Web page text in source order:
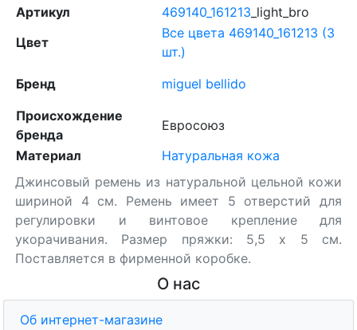
Артикул 469140_161213 _light_bro
Цвет
Все цвета 469140_161213 (3
шт.)
Бренд
miguel bellido
Происхождение
бренда
Евросоюз
Материал
Натуральная кожа
Джинсовый ремень из натуральной цельной кожи
шириной 4 см. Ремень имеет 5 отверстий для
регулировки и винтовое крепление для
укорачивания. Размер пряжки: 5,5 х 5 см.
Поставляется в фирменной коробке.
О нас
Об интернет-магазине